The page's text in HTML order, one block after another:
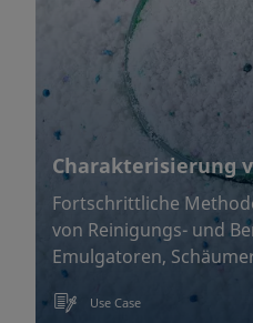
Charakterisierung
Fortschrittliche
von Reinigungs- und
Emulgatoren,
Use Case